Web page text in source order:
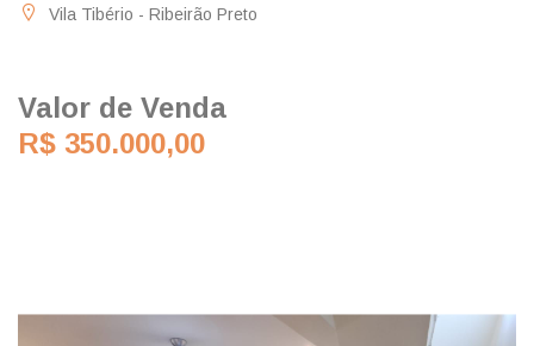
Vila Tibério - Ribeirão Preto
Valor de Venda
R$ 350.000,00